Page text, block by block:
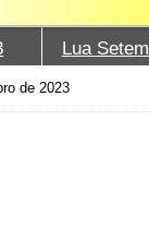
Lua
de 2023